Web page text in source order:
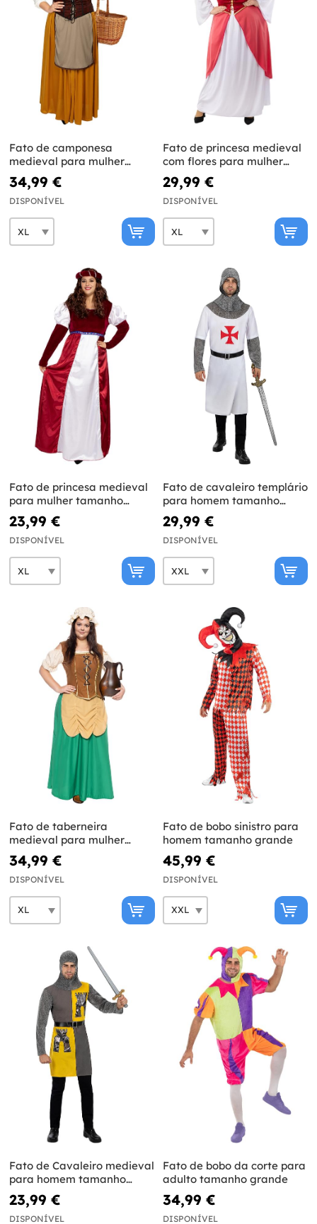
Fato de camponesa
medieval para mulher
tamanho grande
34,99 €
DISPONÍVEL
Fato de princesa medieval
com flores para mulher
tamanho grande
29,99 €
DISPONÍVEL
Fato de princesa medieval
para mulher tamanho
grande
23,99 €
DISPONÍVEL
Fato de cavaleiro templário
para homem tamanho
grande
29,99 €
DISPONÍVEL
Fato de taberneira
medieval para mulher
tamanho grande
34,99 €
DISPONÍVEL
Fato de bobo sinistro para
homem tamanho grande
45,99 €
DISPONÍVEL
Fato de Cavaleiro medieval
para homem tamanho
grande
23,99 €
DISPONÍVEL
Fato de bobo da corte para
adulto tamanho grande
34,99 €
DISPONÍVEL